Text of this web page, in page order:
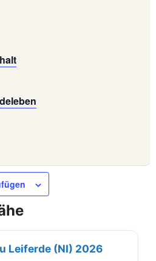
Leiferde (NI) 2026